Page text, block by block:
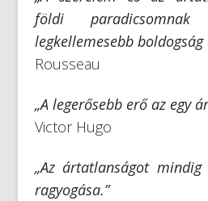
földi
legkellemesebb boldogság
Rousseau
„A legerősebb erő az egy
Victor Hugo
„Az ártatlanságot
ragyogása.”